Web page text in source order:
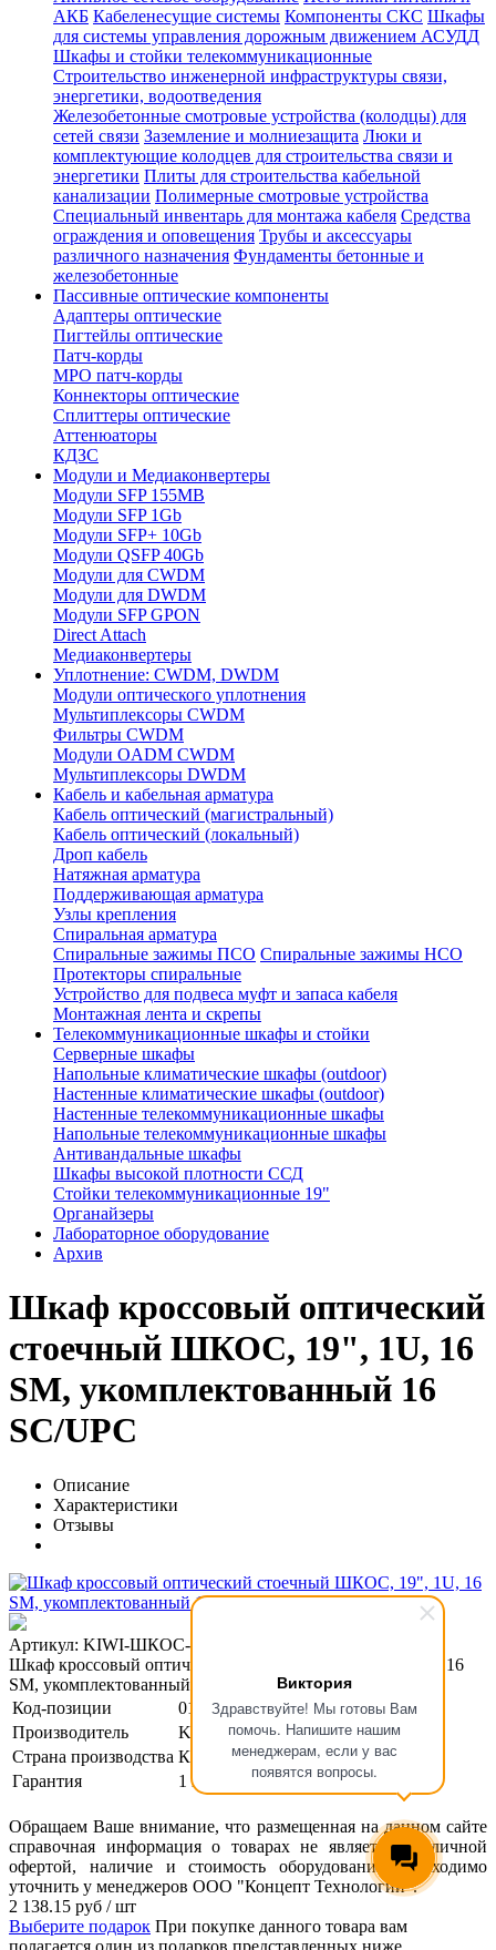
Виктория
Здравствуйте! Мы готовы Вам
помочь. Напишите нашим
менеджерам, если у вас
появятся вопросы.
АКБ Кабеленесущие системы Компоненты СКС Шкафы
для системы управления дорожным движением АСУДД
Шкафы и стойки телекоммуникационные
Строительство инженерной инфраструктуры связи,
энергетики, водоотведения
Железобетонные смотровые устройства (колодцы) для
сетей связи Заземление и молниезащита Люки и
комплектующие колодцев для строительства связи и
энергетики Плиты для строительства кабельной
канализации Полимерные смотровые устройства
Специальный инвентарь для монтажа кабеля Средства
ограждения и оповещения Трубы и аксессуары
различного назначения Фундаменты бетонные и
железобетонные
Пассивные оптические компоненты
Адаптеры оптические
Пигтейлы оптические
Патч-корды
MPO патч-корды
Коннекторы оптические
Сплиттеры оптические
Аттенюаторы
КДЗС
Модули и Медиаконвертеры
Модули SFP 155MB
Модули SFP 1Gb
Модули SFP+ 10Gb
Модули QSFP 40Gb
Модули для CWDM
Модули для DWDM
Модули SFP GPON
Direct Attach
Медиаконвертеры
Уплотнение: CWDM, DWDM
Модули оптического уплотнения
Мультиплексоры CWDM
Фильтры CWDM
Модули OADM CWDM
Мультиплексоры DWDM
Кабель и кабельная арматура
Кабель оптический (магистральный)
Кабель оптический (локальный)
Дроп кабель
Натяжная арматура
Поддерживающая арматура
Узлы крепления
Спиральная арматура
Спиральные зажимы ПСО Спиральные зажимы НСО
Протекторы спиральные
Устройство для подвеса муфт и запаса кабеля
Монтажная лента и скрепы
Телекоммуникационные шкафы и стойки
Серверные шкафы
Напольные климатические шкафы (outdoor)
Настенные климатические шкафы (outdoor)
Настенные телекоммуникационные шкафы
Напольные телекоммуникационные шкафы
Антивандальные шкафы
Шкафы высокой плотности ССД
Стойки телекоммуникационные 19"
Органайзеры
Лабораторное оборудование
Архив
Шкаф кроссовый оптический
стоечный ШКОС, 19", 1U, 16
SM, укомплектованный 16
SC/UPC
Описание
Характеристики
Отзывы
Артикул: KIWI-ШКОС-16/16-1U-SM-SU
Шкаф кроссовый оптический стоечный ШКОС, 19", 1U, 16
SM, укомплектованный 16 SC/UPC
Код-позиции
01-00004265
Производитель
KIWI
Страна производства Китай
Гарантия
1 год
Обращаем Ваше внимание, что размещенная на данном сайте
справочная информация о товарах не является публичной
офертой, наличие и стоимость оборудования необходимо
уточнить у менеджеров ООО "Концепт Технологии".
2 138.15 руб / шт
Выберите подарок При покупке данного товара вам
полагается один из подарков представленных ниже